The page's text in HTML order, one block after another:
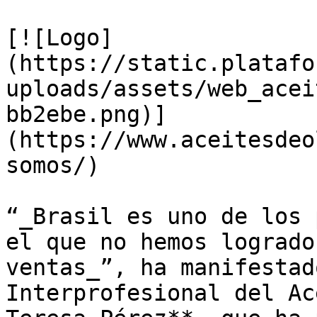
[![Logo]
(https://
uploads/assets/
bb2ebe.png)]
(https://
somos/)
“_Brasil es uno de los
el que no hemos
ventas_”, ha
Interprofesional del